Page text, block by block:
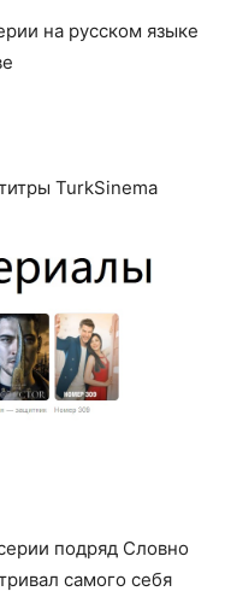
на русском языке
TurkSinema
подряд Словно
самого себя